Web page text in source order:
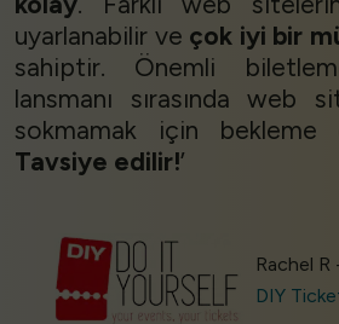
uyarlanabilir ve çok iyi bir
sahiptir. Önemli
lansmanı sırasında web
sokmamak için bekleme
Tavsiye edilir!’
Rachel
DIY